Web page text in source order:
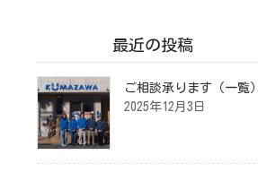
最近の投稿
ご相談承ります（一覧）
2025年12月3日